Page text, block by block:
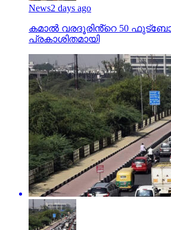
News2 days ago
കമാൽ വരദൂരിൻ്റെ 50
പ്രകാശിതമായി